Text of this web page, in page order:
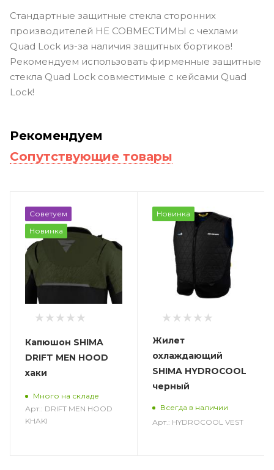
Стандартные защитные стекла сторонних
производителей НЕ СОВМЕСТИМЫ с чехлами
Quad Lock из-за наличия защитных бортиков!
Рекомендуем использовать фирменные защитные
стекла Quad Lock совместимые с кейсами Quad
Lock!
Рекомендуем
Сопутствующие товары
Советуем
Новинка
Капюшон SHIMA
DRIFT MEN HOOD
хаки
Много на складе
Арт.: DRIFT MEN HOOD
KHAKI
Новинка
Жилет
охлаждающий
SHIMA HYDROCOOL
черный
Всегда в наличии
Арт.: HYDROCOOL VEST